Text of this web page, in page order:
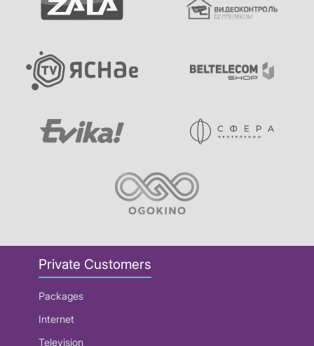
Private Customers
Packages
Internet
Television